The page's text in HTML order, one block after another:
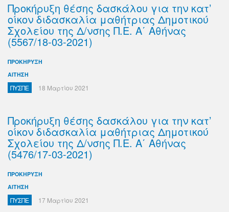
Προκήρυξη θέσης δασκάλου για την κατ’
οίκον διδασκαλία μαθήτριας Δημοτικού
Σχολείου της Δ/νσης Π.Ε. Α΄ Αθήνας
(5567/18-03-2021)
ΠΡΟΚΗΡΥΞΗ
ΑΙΤΗΣΗ
ΠΥΣΠΕ 18 Μαρτίου 2021
Προκήρυξη θέσης δασκάλου για την κατ’
οίκον διδασκαλία μαθήτριας Δημοτικού
Σχολείου της Δ/νσης Π.Ε. Α΄ Αθήνας
(5476/17-03-2021)
ΠΡΟΚΗΡΥΞΗ
ΑΙΤΗΣΗ
ΠΥΣΠΕ 17 Μαρτίου 2021